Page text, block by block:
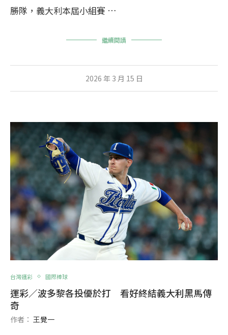
勝隊，義大利本屆小組賽 …
繼續閱讀
2026 年 3 月 15 日
台灣運彩 國際棒球
運彩／波多黎各投優於打 看好終結義大利黑馬傳
奇
作者： 王覺一